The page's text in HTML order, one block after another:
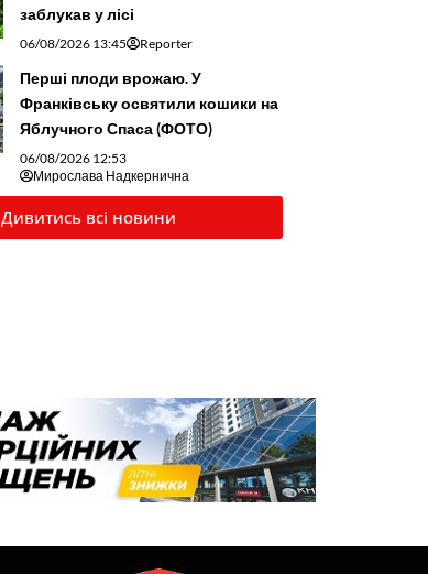
заблукав у лісі
06/08/2026 13:45 Reporter
Перші плоди врожаю. У
Франківську освятили кошики на
Яблучного Спаса (ФОТО)
06/08/2026 12:53
Мирослава Надкернична
Дивитись всі новини